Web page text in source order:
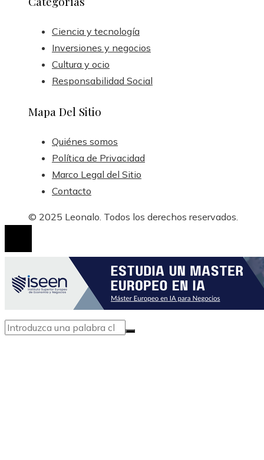
Ciencia y tecnología
Inversiones y negocios
Cultura y ocio
Responsabilidad Social
Mapa Del Sitio
Quiénes somos
Política de Privacidad
Marco Legal del Sitio
Contacto
© 2025 Leonalo. Todos los derechos reservados.